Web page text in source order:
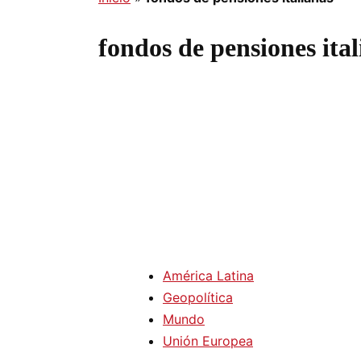
fondos de pensiones
América Latina
Geopolítica
Mundo
Unión Europea